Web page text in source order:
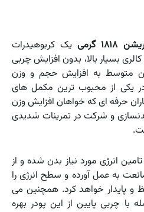
گرمی
یک کربوهیدرات
بسیار بالا، بدون افزایش چربی
متوسط به افزایش حجم و وزن
یکی از محبوب ترین مکمل های
حرفه ای که خواهان افزایش وزن
و شرکت در تمرینات شدیدی
انرژی مورد نیاز بدن شده و از
به عمل آورده و سطح انرژی را
پایدار خواهد کرد. همچنین می
چربی پایین از این پودر بهره